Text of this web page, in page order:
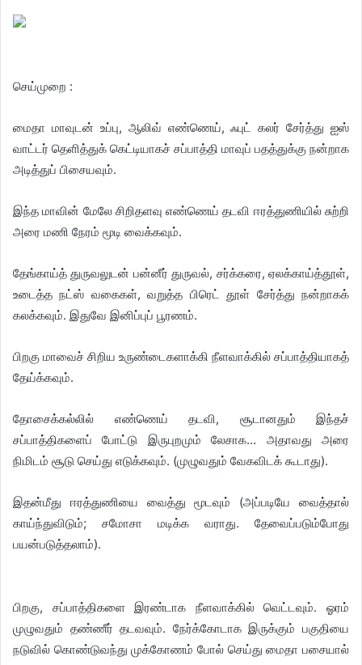
செய்முறை :
மைதா மாவுடன் உப்பு, ஆலிவ் எண்ணெய், ஃபுட் கலர் சேர்த்து ஐஸ்
வாட்டர் தெளித்துக் கெட்டியாகச் சப்பாத்தி மாவுப் பதத்துக்கு நன்றாக
அடித்துப் பிசையவும்.
இந்த மாவின் மேலே சிறிதளவு எண்ணெய் தடவி ஈரத்துணியில் சுற்றி
அரை மணி நேரம் மூடி வைக்கவும்.
தேங்காய்த் துருவலுடன் பன்னீர் துருவல், சர்க்கரை, ஏலக்காய்த்தூள்,
உடைத்த நட்ஸ் வகைகள், வறுத்த பிரெட் தூள் சேர்த்து நன்றாகக்
கலக்கவும். இதுவே இனிப்புப் பூரணம்.
பிறகு மாவைச் சிறிய உருண்டைகளாக்கி நீளவாக்கில் சப்பாத்தியாகத்
தேய்க்கவும்.
தோசைக்கல்லில் எண்ணெய் தடவி, சூடானதும் இந்தச்
சப்பாத்திகளைப் போட்டு இருபுறமும் லேசாக… அதாவது அரை
நிமிடம் சூடு செய்து எடுக்கவும். (முழுவதும் வேகவிடக் கூடாது).
இதன்மீது ஈரத்துணியை வைத்து மூடவும் (அப்படியே வைத்தால்
காய்ந்துவிடும்; சமோசா மடிக்க வராது. தேவைப்படும்போது
பயன்படுத்தலாம்).
பிறகு, சப்பாத்திகளை இரண்டாக நீளவாக்கில் வெட்டவும். ஓரம்
முழுவதும் தண்ணீர் தடவவும். நேர்க்கோடாக இருக்கும் பகுதியை
நடுவில் கொண்டுவந்து முக்கோணம் போல் செய்து மைதா பசையால்